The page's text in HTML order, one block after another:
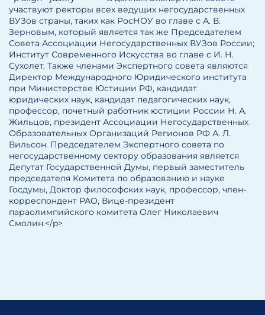
участвуют ректоры всех ведущих негосударственных
ВУЗов страны, таких как РосНОУ во главе с А. В.
Зерновым, который является так же Председателем
Совета Ассоциации Негосударственных ВУЗов России;
Институт Современного Искусства во главе с И. Н.
Сухолет. Также членами Экспертного совета являются
Директор Международного Юридического института
при Министерстве Юстиции РФ, кандидат
юридических наук, кандидат педагогических наук,
профессор, почетный работник юстиции России Н. А.
Жильцов, президент Ассоциации Негосударственных
Образовательных Организаций Регионов РФ А. Л.
Вильсон. Председателем Экспертного совета по
негосударственному сектору образования является
Депутат Государственной Думы, первый заместитель
председателя Комитета по образованию и науке
Госдумы, Доктор философских наук, профессор, член-
корреспондент РАО, Вице-президент
параолимпийского комитета Олег Николаевич
Смолин.</p>